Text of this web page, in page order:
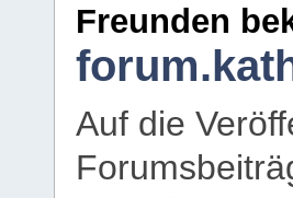
Freunden
Auf die